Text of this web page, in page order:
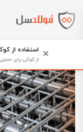
فولادسل
میلگرد ممان منفی
× استفاده از
از کوکی برای